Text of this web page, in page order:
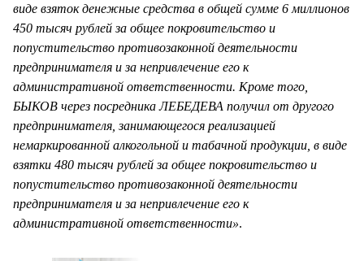
виде взяток денежные средства в общей сумме 6 миллионов
450 тысяч рублей за общее покровительство и
попустительство противозаконной деятельности
предпринимателя и за непривлечение его к
административной ответственности. Кроме того,
БЫКОВ через посредника ЛЕБЕДЕВА получил от другого
предпринимателя, занимающегося реализацией
немаркированной алкогольной и табачной продукции, в виде
взятки 480 тысяч рублей за общее покровительство и
попустительство противозаконной деятельности
предпринимателя и за непривлечение его к
административной ответственности».